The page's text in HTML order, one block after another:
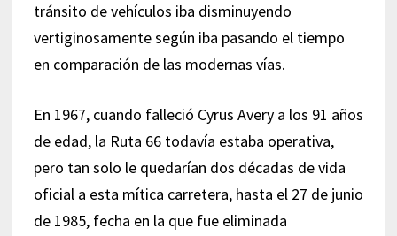
tránsito de vehículos iba disminuyendo
vertiginosamente según iba pasando el tiempo
en comparación de las modernas vías.
En 1967, cuando falleció Cyrus Avery a los 91 años
de edad, la Ruta 66 todavía estaba operativa,
pero tan solo le quedarían dos décadas de vida
oficial a esta mítica carretera, hasta el 27 de junio
de 1985, fecha en la que fue eliminada